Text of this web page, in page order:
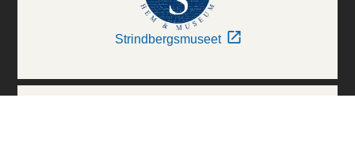
Strindbergsmuseet